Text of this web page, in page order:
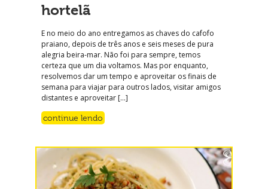
hortelã
E no meio do ano entregamos as chaves do cafofo
praiano, depois de três anos e seis meses de pura
alegria beira-mar. Não foi para sempre, temos
certeza que um dia voltamos. Mas por enquanto,
resolvemos dar um tempo e aproveitar os finais de
semana para viajar para outros lados, visitar amigos
distantes e aproveitar […]
continue lendo